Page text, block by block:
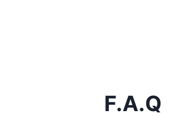
F.A.Q